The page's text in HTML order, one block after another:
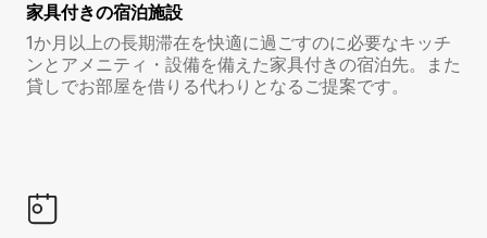
家具付き⁠の宿⁠泊⁠施⁠設
1か月以上の長期滞在を快適に過ごすのに必要なキッチ
ンとアメニティ・設備を備えた家具付きの宿泊先。また
貸しでお部屋を借りる代わりとなるご提案です。